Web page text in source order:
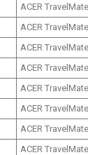
ACER
ACER
ACER
ACER
ACER
ACER
ACER
ACER